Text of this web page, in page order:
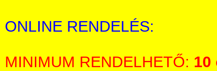
ONLINE RENDELÉS:
MINIMUM RENDELHETŐ: 10